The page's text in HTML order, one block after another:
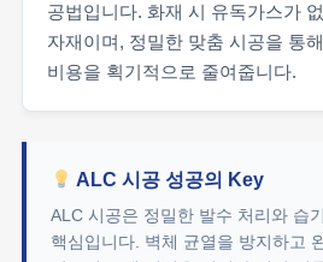
공법입니다. 화재 시 유독가스가
자재이며, 정밀한 맞춤 시공을 통
비용을 획기적으로 줄여줍니다.
ALC 시공 성공의 Key
ALC 시공은 정밀한 발수 처리와 습
핵심입니다. 벽체 균열을 방지하고